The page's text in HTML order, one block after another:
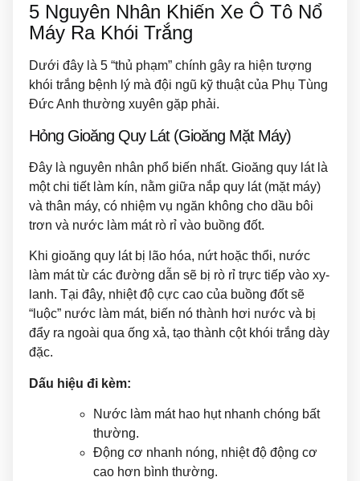
5 Nguyên Nhân Khiến Xe Ô Tô Nổ
Máy Ra Khói Trắng
Dưới đây là 5 “thủ phạm” chính gây ra hiện tượng
khói trắng bệnh lý mà đội ngũ kỹ thuật của Phụ Tùng
Đức Anh thường xuyên gặp phải.
Hỏng Gioăng Quy Lát (Gioăng Mặt Máy)
Đây là nguyên nhân phổ biến nhất. Gioăng quy lát là
một chi tiết làm kín, nằm giữa nắp quy lát (mặt máy)
và thân máy, có nhiệm vụ ngăn không cho dầu bôi
trơn và nước làm mát rò rỉ vào buồng đốt.
Khi gioăng quy lát bị lão hóa, nứt hoặc thổi, nước
làm mát từ các đường dẫn sẽ bị rò rỉ trực tiếp vào xy-
lanh. Tại đây, nhiệt độ cực cao của buồng đốt sẽ
“luộc” nước làm mát, biến nó thành hơi nước và bị
đẩy ra ngoài qua ống xả, tạo thành cột khói trắng dày
đặc.
Dấu hiệu đi kèm:
Nước làm mát hao hụt nhanh chóng bất
thường.
Động cơ nhanh nóng, nhiệt độ động cơ
cao hơn bình thường.